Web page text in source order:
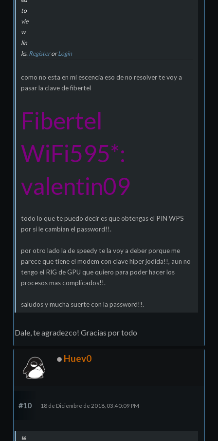
to
vie
w
lin
ks. RegisterorLogin
como no esta en mi escencia eso de no resolver te voy a
pasar la clave de fibertel
Fibertel
WiFi595*:
valentin09
todo lo que te puedo decir es que obtengas el PIN WPS
por si le cambian el password!!.
por otro lado la de speedy te la voy a deber porque me
parece que tiene el modem con clave hiper jodida!!, aun no
tengo el RIG de GPU que quiero para poder hacer los
procesos mas complicados!!.
saludos y mucha suerte con la password!!.
Dale, te agradezco! Gracias por todo
Huev0
#10 18 de Diciembre de 2018, 03:40:09 PM